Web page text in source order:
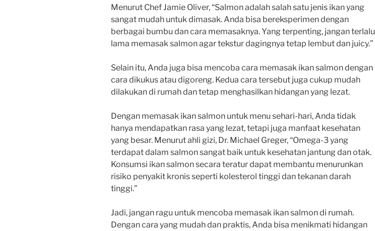
Menurut Chef Jamie Oliver, “Salmon adalah salah satu jenis ikan yang
sangat mudah untuk dimasak. Anda bisa bereksperimen dengan
berbagai bumbu dan cara memasaknya. Yang terpenting, jangan terlalu
lama memasak salmon agar tekstur dagingnya tetap lembut dan juicy.”
Selain itu, Anda juga bisa mencoba cara memasak ikan salmon dengan
cara dikukus atau digoreng. Kedua cara tersebut juga cukup mudah
dilakukan di rumah dan tetap menghasilkan hidangan yang lezat.
Dengan memasak ikan salmon untuk menu sehari-hari, Anda tidak
hanya mendapatkan rasa yang lezat, tetapi juga manfaat kesehatan
yang besar. Menurut ahli gizi, Dr. Michael Greger, “Omega-3 yang
terdapat dalam salmon sangat baik untuk kesehatan jantung dan otak.
Konsumsi ikan salmon secara teratur dapat membantu menurunkan
risiko penyakit kronis seperti kolesterol tinggi dan tekanan darah
tinggi.”
Jadi, jangan ragu untuk mencoba memasak ikan salmon di rumah.
Dengan cara yang mudah dan praktis, Anda bisa menikmati hidangan